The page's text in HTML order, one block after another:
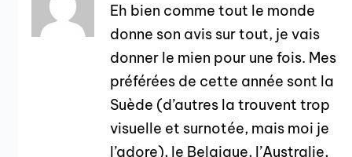
Eh bien comme tout le monde
donne son avis sur tout, je vais
donner le mien pour une fois. Mes
préférées de cette année sont la
Suède (d’autres la trouvent trop
visuelle et surnotée, mais moi je
l’adore), le Belgique, l’Australie,